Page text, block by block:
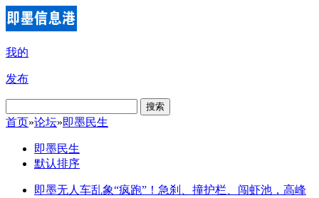
我的
发布
搜索
首页»论坛»即墨民生
即墨民生
默认排序
即墨无人车乱象“疯跑”！急刹、撞护栏、闯虾池，高峰